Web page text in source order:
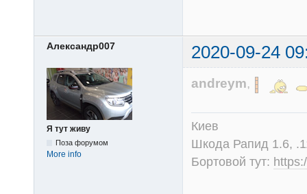
Александр007 2020-09-24
Я тут живу
Поза форумом
More info
andreym,
Киев
Шкода Рапид 1.6,
Бортовой тут: